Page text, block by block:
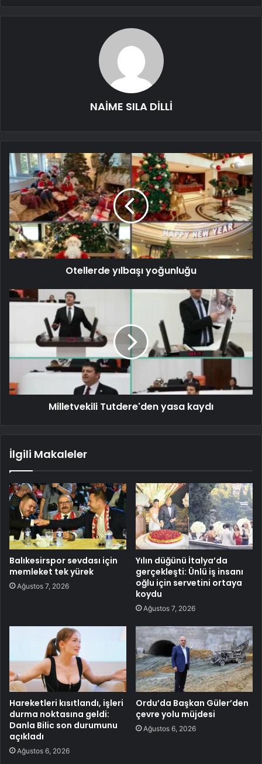
NAİME SILA DİLLİ
Otellerde yılbaşı yoğunluğu
Milletvekili Tutdere'den yasa kaydı
İlgili Makaleler
Balıkesirspor sevdası için
memleket tek yürek
Ağustos 7, 2026
Yılın düğünü İtalya’da
gerçekleşti: Ünlü iş insanı
oğlu için servetini ortaya
koydu
Ağustos 7, 2026
Hareketleri kısıtlandı, işleri
durma noktasına geldi:
Danla Bilic son durumunu
açıkladı
Ağustos 6, 2026
Ordu’da Başkan Güler’den
çevre yolu müjdesi
Ağustos 6, 2026